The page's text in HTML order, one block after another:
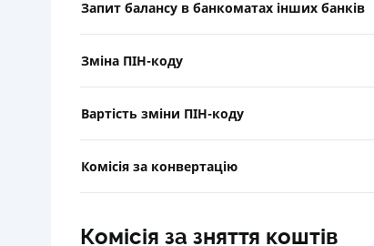
Запит балансу в банкоматах інших банків
Зміна ПІН-коду
Вартість зміни ПІН-коду
Комісія за конвертацію
Комісія за зняття коштів